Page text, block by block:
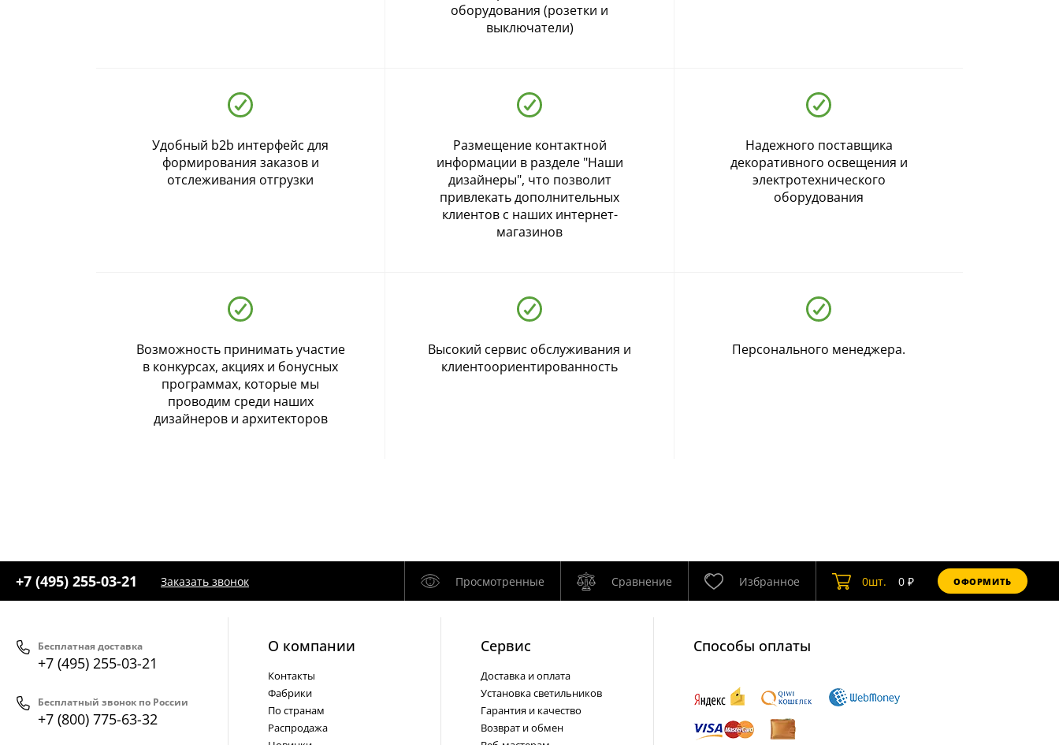
- бесплатно по России
- бесплатная доставка
оборудования (розетки и
выключатели)
Удобный b2b интерфейс для
формирования заказов и
отслеживания отгрузки
Размещение контактной
информации в разделе "Наши
дизайнеры", что позволит
привлекать дополнительных
клиентов с наших интернет-
магазинов
Надежного поставщика
декоративного освещения и
электротехнического
оборудования
Возможность принимать участие
в конкурсах, акциях и бонусных
программах, которые мы
проводим среди наших
дизайнеров и архитекторов
Высокий сервис обслуживания и
клиентоориентированность
Персонального менеджера.
+7 (495) 255-03-21 Заказать звонок Просмотренные Сравнение Избранное 0шт. 0₽ ОФОРМИТЬ
Бесплатная доставка
+7 (495) 255-03-21
Бесплатный звонок по России
+7 (800) 775-63-32
О компании
Контакты
Фабрики
По странам
Распродажа
Cервис
Доставка и оплата
Установка светильников
Гарантия и качество
Возврат и обмен
Способы оплаты